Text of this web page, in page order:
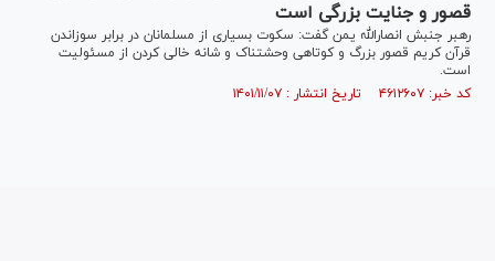
قصور و جنایت بزرگی است
رهبر جنبش انصارالله یمن گفت: سکوت بسیاری از مسلمانان در برابر سوزاندن
قرآن کریم قصور بزرگ و کوتاهی وحشتناک و شانه خالی کردن از مسئولیت
است.
کد خبر: ۴۶۱۲۶۰۷ تاریخ انتشار : ۱۴۰۱/۱۱/۰۷